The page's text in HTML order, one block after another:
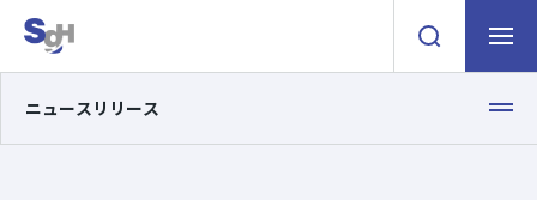
検索窓を開く
ニュースリリース